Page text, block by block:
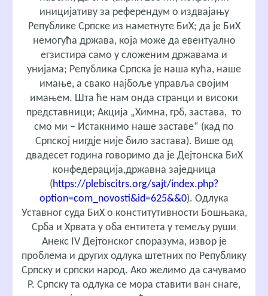
иницијативу за референдум о издвајању
Републике Српске из наметнуте БиХ; да је БиХ
немогућа држава, која може да евентуално
егзистира само у сложеним државама и
унијама; Република Српска је наша кућа, наше
имање, а свако најбоље управља својим
имањем. Шта ће нам онда странци и високи
представници; Aкција „Химна, грб, застава, то
смо ми – Истакнимо наше заставе“ (кад по
Српској нигдје није било застава). Више од
двадесет година говоримо да је Дејтонска БиХ
конфедерација,државна заједница
(https://plebiscitrs.org/sajt/index.php?
option=com_novosti&id=625&&0). Одлука
Уставног суда БиХ о конститутивности Бошњака,
Срба и Хрвата у оба ентитета у темељу руши
Анекс IV Дејтонског споразума, извор је
проблема и других одлука штетних по Републику
Српску и српски народ. Ако желимо да сачувамо
Р. Српску та одлука се мора ставити ван снаге,